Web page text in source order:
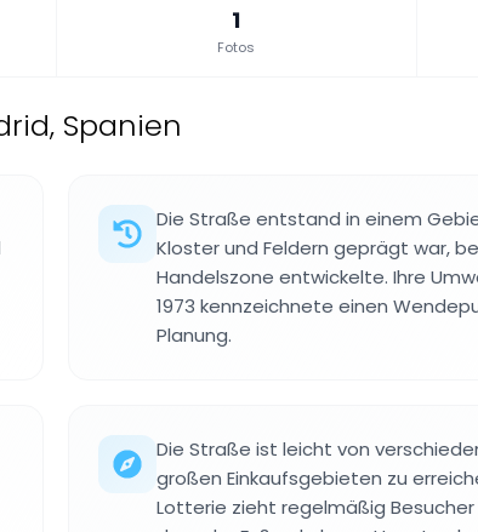
1
Fotos
Spanien
Die Straße entstand in einem
Kloster und Feldern geprägt war,
Handelszone entwickelte. Ihre
1973 kennzeichnete einen
Planung.
Die Straße ist leicht von
großen Einkaufsgebieten zu
Lotterie zieht regelmäßig